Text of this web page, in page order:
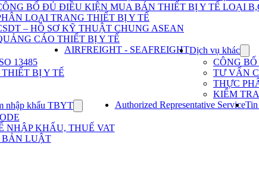
vụ
nhập
khẩu
TBYT
BỐ ĐỦ ĐIỀU KIỆN MUA BÁN THIẾT BỊ Y TẾ LOẠI
LOẠI TRANG THIẾT BỊ Y TẾ
– HỒ SƠ KỸ THUẬT CHUNG ASEAN
CÁO THIẾT BỊ Y TẾ
13485
BỊ Y TẾ
AIRFREIGHT - SEAFREIGHTDịch vụ khác
for
Dịch
vụ
khác
CÔNG
TƯ VẤN
THỰC
KIỂM
nhập khẩu TBYT
submenu
for
Kinh
NHẬP KHẨU, THUẾ VAT
LUẬT
Authorized Representative ServiceTin